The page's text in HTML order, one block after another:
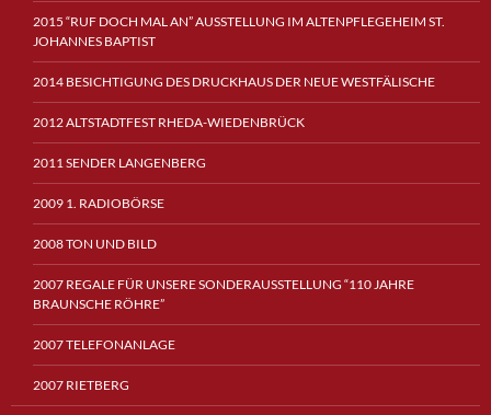
2015 “RUF DOCH MAL AN” AUSSTELLUNG IM ALTENPFLEGEHEIM ST.
JOHANNES BAPTIST
2014 BESICHTIGUNG DES DRUCKHAUS DER NEUE WESTFÄLISCHE
2012 ALTSTADTFEST RHEDA-WIEDENBRÜCK
2011 SENDER LANGENBERG
2009 1. RADIOBÖRSE
2008 TON UND BILD
2007 REGALE FÜR UNSERE SONDERAUSSTELLUNG “110 JAHRE
BRAUNSCHE RÖHRE”
2007 TELEFONANLAGE
2007 RIETBERG